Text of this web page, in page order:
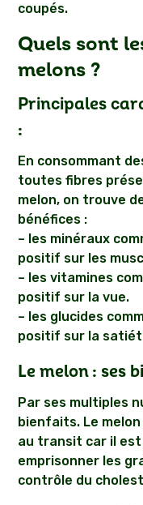
coupés.
Quels sont
melons ?
Principales
:
En consommant
toutes fibres
melon, on trouve
bénéfices :
– les minéraux
positif sur les
– les vitamines
positif sur la vue.
– les glucides
positif sur la
Le melon : ses
Par ses multiples
bienfaits. Le
au transit car il est
emprisonner les
contrôle du